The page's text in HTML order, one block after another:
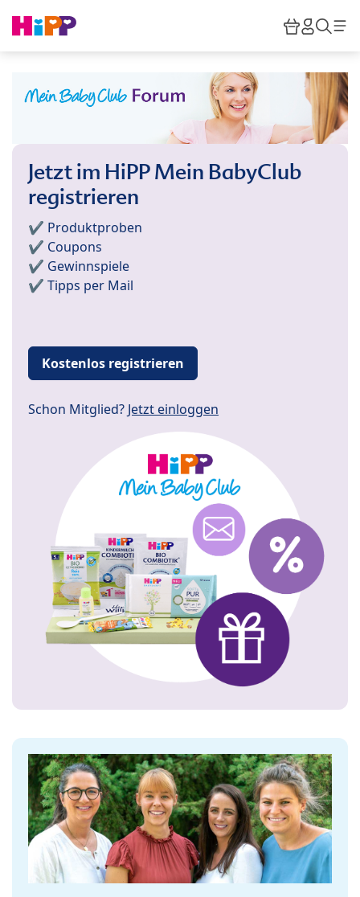
HiPP
Jetzt im HiPP Mein BabyClub
registrieren
✔️ Produktproben
✔️ Coupons
✔️ Gewinnspiele
✔️ Tipps per Mail
Kostenlos registrieren
Schon Mitglied? Jetzt einloggen